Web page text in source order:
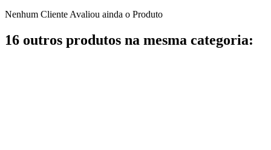
Nenhum Cliente Avaliou ainda o Produto
16 outros produtos na mesma categoria: